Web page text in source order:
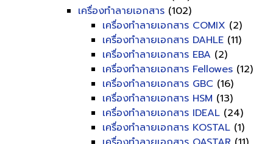
เครื่องทำลายเอกสาร (102)
เครื่องทำลายเอกสาร COMIX (2)
เครื่องทำลายเอกสาร DAHLE (11)
เครื่องทำลายเอกสาร EBA (2)
เครื่องทำลายเอกสาร Fellowes (12)
เครื่องทำลายเอกสาร GBC (16)
เครื่องทำลายเอกสาร HSM (13)
เครื่องทำลายเอกสาร IDEAL (24)
เครื่องทำลายเอกสาร KOSTAL (1)